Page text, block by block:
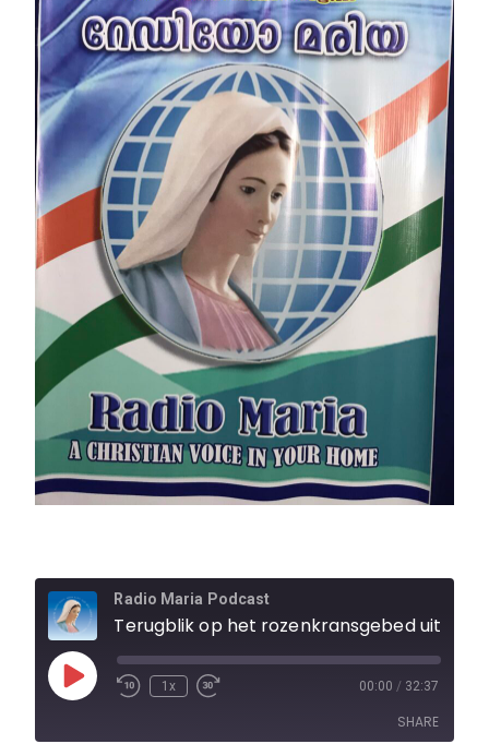
Radio Maria Podcast
1x 00:00 / 32:37
SHARE